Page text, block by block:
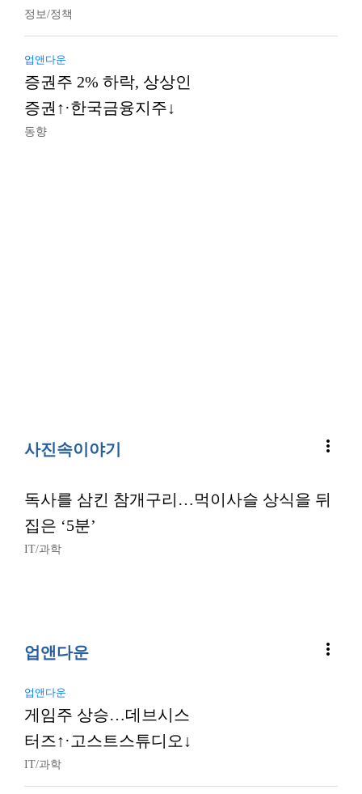
정보/정책
업앤다운
증권주 2% 하락, 상상인
증권↑·한국금융지주↓
동향
사진속이야기 more_vert
독사를 삼킨 참개구리…먹이사슬 상식을 뒤
집은 ‘5분’
IT/과학
업앤다운 more_vert
업앤다운
게임주 상승…데브시스
터즈↑·고스트스튜디오↓
IT/과학